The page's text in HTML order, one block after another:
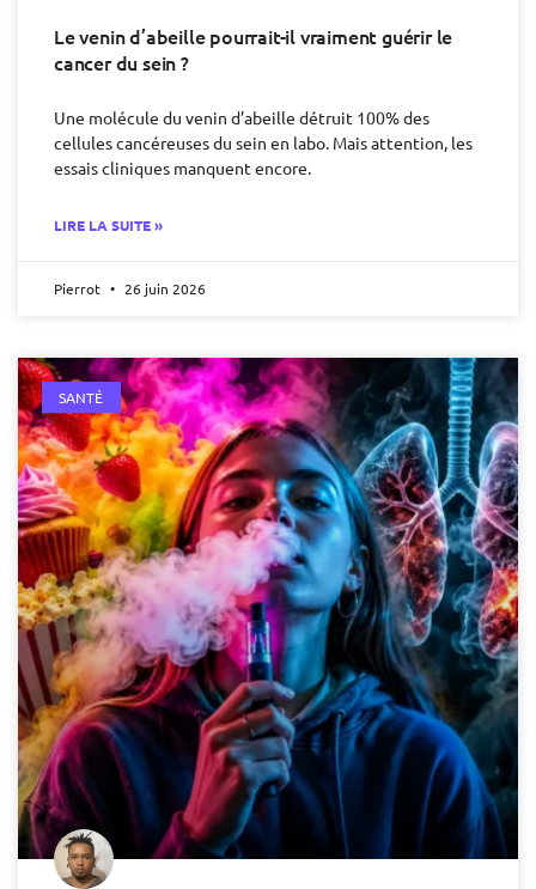
Le venin d’abeille pourrait-il vraiment guérir le
cancer du sein ?
Une molécule du venin d’abeille détruit 100% des
cellules cancéreuses du sein en labo. Mais attention, les
essais cliniques manquent encore.
LIRE LA SUITE »
Pierrot 26 juin 2026
SANTÉ